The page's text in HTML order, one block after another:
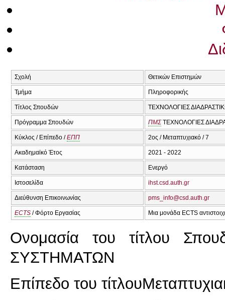
Σχολή Θετικών Επιστημών
Τμήμα Πληροφορικής
Τίτλος Σπουδών ΤΕΧΝΟΛΟΓΙΕΣ
Πρόγραμμα Σπουδών ΠΜΣΤΕΧΝΟΛΟΓΙΕΣ
Κύκλος / Επίπεδο /ΕΠΠ 2ος / Μεταπτυχιακό / 7
Ακαδημαϊκό Έτος 2021 - 2022
Κατάσταση Ενεργό
Ιστοσελίδα ihst.csd.auth.gr
Διεύθυνση Επικοινωνίας pms_info@csd.auth.gr
ECTS / Φόρτο Εργασίας Μια μονάδα ECTS
Ονομασία του τίτλου
ΣΥΣΤΗΜΑΤΩΝ
Επίπεδο του τίτλου